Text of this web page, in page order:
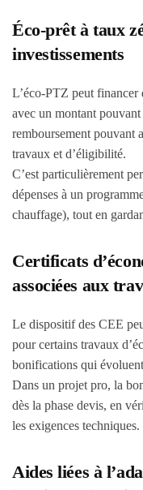
Éco-prêt à taux
investissements
L’éco-PTZ peut financer
avec un montant
remboursement pouvant
travaux et d’éligibilité.
C’est particulièrement
dépenses à un
chauffage), tout en
Certificats
associées aux
Le dispositif des CEE
pour certains travaux
bonifications qui
Dans un projet pro, la
dès la phase devis, en
les exigences techniques.
Aides liées à